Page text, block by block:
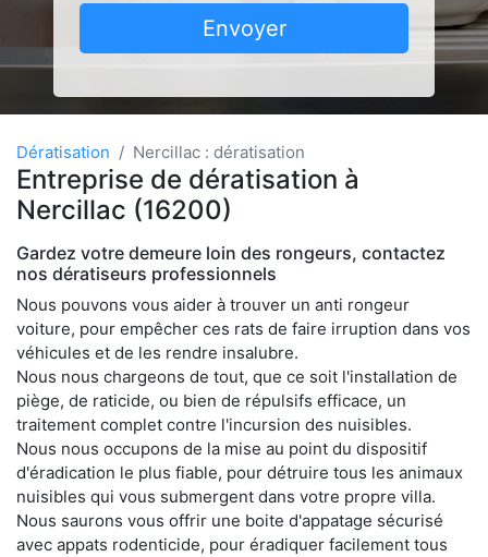
Envoyer
Dératisation Nercillac : dératisation
Entreprise de dératisation à
Nercillac (16200)
Gardez votre demeure loin des rongeurs, contactez
nos dératiseurs professionnels
Nous pouvons vous aider à trouver un anti rongeur
voiture, pour empêcher ces rats de faire irruption dans vos
véhicules et de les rendre insalubre.
Nous nous chargeons de tout, que ce soit l'installation de
piège, de raticide, ou bien de répulsifs efficace, un
traitement complet contre l'incursion des nuisibles.
Nous nous occupons de la mise au point du dispositif
d'éradication le plus fiable, pour détruire tous les animaux
nuisibles qui vous submergent dans votre propre villa.
Nous saurons vous offrir une boite d'appatage sécurisé
avec appats rodenticide, pour éradiquer facilement tous